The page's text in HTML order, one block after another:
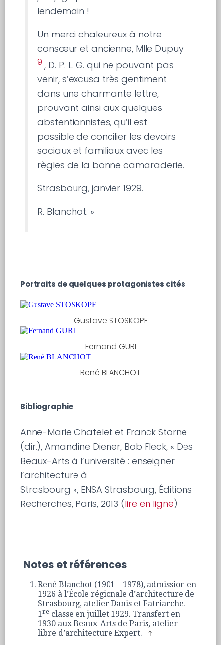
lendemain !
Un merci chaleureux à notre
consœur et ancienne, Mlle Dupuy
9 , D. P. L. G. qui ne pouvant pas
venir, s’excusa très gentiment
dans une charmante lettre,
prouvant ainsi aux quelques
abstentionnistes, qu’il est
possible de concilier les devoirs
sociaux et familiaux avec les
règles de la bonne camaraderie.
Strasbourg, janvier 1929.
R. Blanchot. »
Portraits de quelques protagonistes cités
Gustave STOSKOPF
Fernand GURI
René BLANCHOT
Bibliographie
Anne-Marie Chatelet et Franck Storne
(dir.), Amandine Diener, Bob Fleck, « Des
Beaux-Arts à l’université : enseigner
l’architecture à
Strasbourg », ENSA Strasbourg, Éditions
Recherches, Paris, 2013 (lire en ligne)
Notes et références
René Blanchot (1901 – 1978), admission en
1926 à l’École régionale d’architecture de
Strasbourg, atelier Danis et Patriarche.
1re classe en juillet 1929. Transfert en
1930 aux Beaux-Arts de Paris, atelier
libre d’architecture Expert.